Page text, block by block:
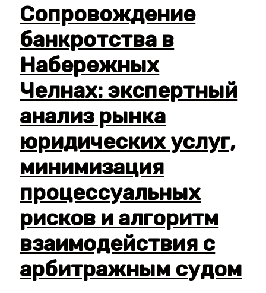
Сопровождение
банкротства в
Набережных
Челнах: экспертный
анализ рынка
юридических услуг,
минимизация
процессуальных
рисков и алгоритм
взаимодействия с
арбитражным судом